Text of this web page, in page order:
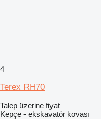
4
Terex RH70
Talep üzerine fiyat
Kepçe - ekskavatör kovası